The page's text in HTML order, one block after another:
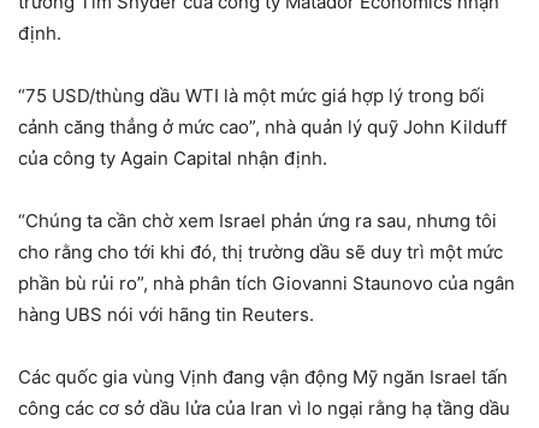
định.
“75 USD/thùng dầu WTI là một mức giá hợp lý trong bối
cảnh căng thẳng ở mức cao”, nhà quản lý quỹ John Kilduff
của công ty Again Capital nhận định.
“Chúng ta cần chờ xem Israel phản ứng ra sau, nhưng tôi
cho rằng cho tới khi đó, thị trường dầu sẽ duy trì một mức
phần bù rủi ro”, nhà phân tích Giovanni Staunovo của ngân
hàng UBS nói với hãng tin Reuters.
Các quốc gia vùng Vịnh đang vận động Mỹ ngăn Israel tấn
công các cơ sở dầu lửa của Iran vì lo ngại rằng hạ tầng dầu